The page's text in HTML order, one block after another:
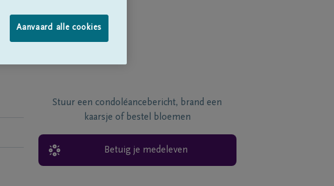
Stuur een condoléancebericht, brand een
kaarsje of bestel bloemen
Betuig je medeleven
Aanvaard alle cookies